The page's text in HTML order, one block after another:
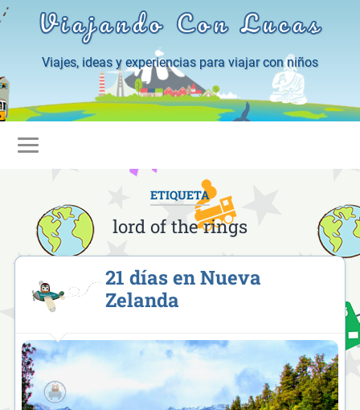
Viajando Con Lucas
Viajes, ideas y experiencias para viajar con niños
ETIQUETA
lord of the rings
21 días en Nueva
Zelanda